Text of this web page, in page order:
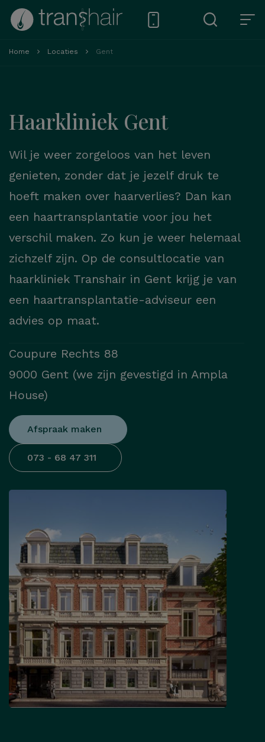
Home Locaties Gent
Haarkliniek Gent
Wil je weer zorgeloos van het leven
genieten, zonder dat je jezelf druk te
hoeft maken over haarverlies? Dan kan
een haartransplantatie voor jou het
verschil maken. Zo kun je weer helemaal
zichzelf zijn. Op de consultlocatie van
haarkliniek Transhair in Gent krijg je van
een haartransplantatie-adviseur een
advies op maat.
Coupure Rechts 88
9000 Gent (we zijn gevestigd in Ampla
House)
Afspraak maken
073 - 68 47 311